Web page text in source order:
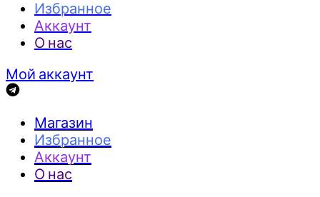
Избранное
Аккаунт
О нас
Мой аккаунт
Магазин
Избранное
Аккаунт
О нас